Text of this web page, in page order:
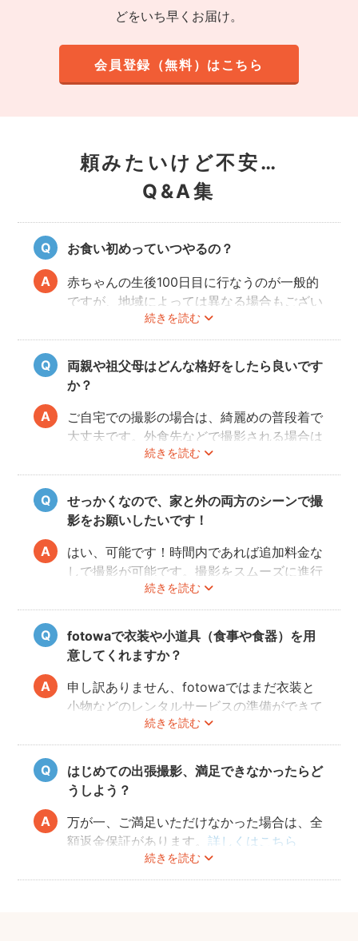
どをいち早くお届け。
会員登録（無料）はこちら
頼みたいけど不安…
Q&A集
お食い初めっていつやるの？
続きを読む
赤ちゃんの生後100日目に行なうのが一般的
ですが、地域によっては異なる場合もござい
ます。あくまでも目安になりますので、その
前後でご家族のご都合の良い日を選び、お祝
いするのがおすすめです。
両親や祖父母はどんな格好をしたら良いです
か？
続きを読む
ご自宅での撮影の場合は、綺麗めの普段着で
大丈夫です。外食先などで撮影される場合は
正装が良いでしょう。正装の場合、赤ちゃん
が和装であればご家族も和装と格を揃えるこ
とが必要になりますので、事前に家族全員の
服装を決めておくことがおすすめです。
せっかくなので、家と外の両方のシーンで撮
影をお願いしたいです！
続きを読む
はい、可能です！時間内であれば追加料金な
しで撮影が可能です。撮影をスムーズに進行
させるために、事前にその旨をフォトグラフ
ァーにお伝えいただけると幸いです。
fotowaで衣装や小道具（食事や食器）を用
意してくれますか？
続きを読む
申し訳ありません、fotowaではまだ衣装と
小物などのレンタルサービスの準備ができて
おりませんので、お客様ご自身にご用意をお
願いしております。
はじめての出張撮影、満足できなかったらど
うしよう？
続きを読む
万が一、ご満足いただけなかった場合は、全
額返金保証があります。詳しくはこちら